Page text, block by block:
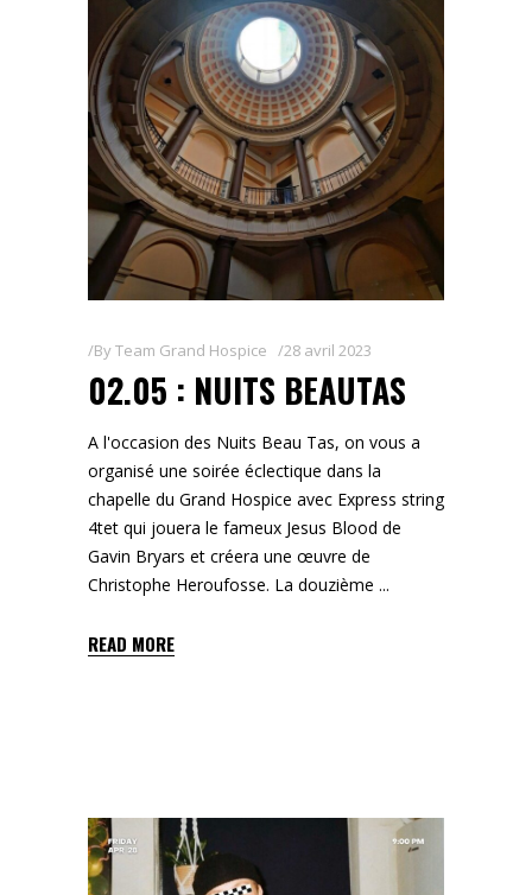
ByTeam Grand Hospice 28 avril 2023
02.05 : NUITS BEAUTAS
A l'occasion des Nuits Beau Tas, on vous a
organisé une soirée éclectique dans la
chapelle du Grand Hospice avec Express string
4tet qui jouera le fameux Jesus Blood de
Gavin Bryars et créera une œuvre de
Christophe Heroufosse. La douzième
READ MORE